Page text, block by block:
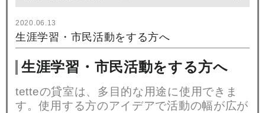
2020.06.13
生涯学習・市民活動をする方へ
生涯学習・市民活動をする方へ
tetteの貸室は、多目的な用途に使用できま
す。使用する方のアイデアで活動の幅が広が